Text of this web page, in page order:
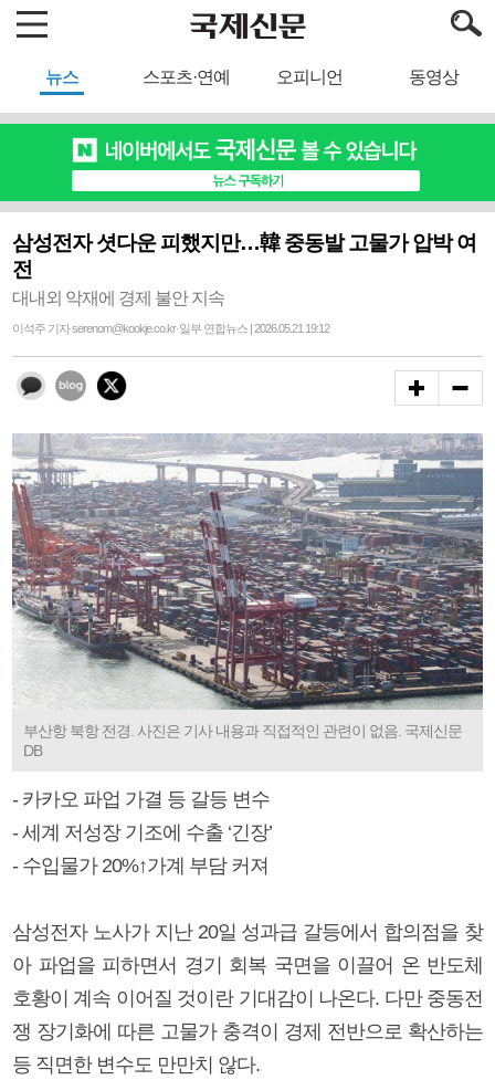
뉴스 스포츠·연예 오피니언 동영상
삼성전자 셧다운 피했지만…韓 중동발 고물가 압박 여
전
대내외 악재에 경제 불안 지속
이석주 기자 serenom@kookje.co.kr·일부 연합뉴스 | 2026.05.21 19:12
부산항 북항 전경. 사진은 기사 내용과 직접적인 관련이 없음. 국제신문
DB
- 카카오 파업 가결 등 갈등 변수
- 세계 저성장 기조에 수출 ‘긴장’
- 수입물가 20%↑가계 부담 커져
삼성전자 노사가 지난 20일 성과급 갈등에서 합의점을 찾
아 파업을 피하면서 경기 회복 국면을 이끌어 온 반도체
호황이 계속 이어질 것이란 기대감이 나온다. 다만 중동전
쟁 장기화에 따른 고물가 충격이 경제 전반으로 확산하는
등 직면한 변수도 만만치 않다.